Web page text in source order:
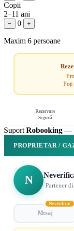
Copii
2–11 ani
− 0 +
Maxim 6 persoane
Poți
Rezervare
Sigură
Suport Robooking —
PROPRIETAR /
N Partener
Mesaj
Neverificat